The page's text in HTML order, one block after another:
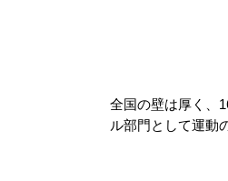
全国の壁は厚く、
ル部門として運動